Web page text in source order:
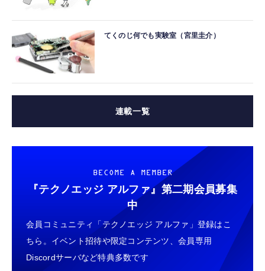
てくのじ何でも実験室（宮里圭介）
連載一覧
BECOME A MEMBER
『テクノエッジ アルファ』 第二期会員募集
中
会員コミュニティ「テクノエッジ アルファ」登録はこ
ちら。イベント招待や限定コンテンツ、会員専用
Discordサーバなど特典多数です